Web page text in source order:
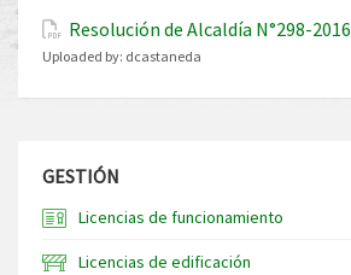
Resolución de Alcaldía N°298-2016
Uploaded by: dcastaneda
GESTIÓN
Licencias de funcionamiento
Licencias de edificación